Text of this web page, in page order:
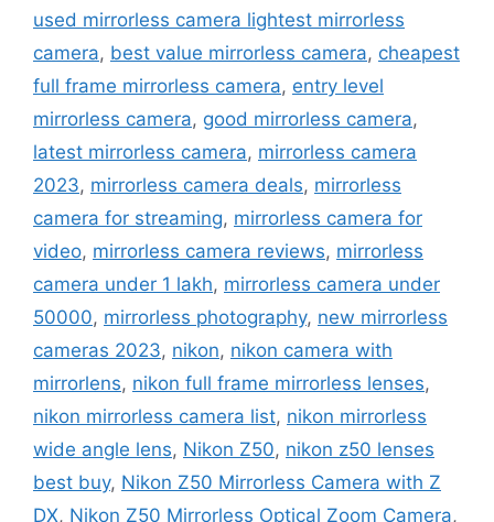
used mirrorless camera lightest mirrorless
camera, best value mirrorless camera, cheapest
full frame mirrorless camera, entry level
mirrorless camera, good mirrorless camera,
latest mirrorless camera, mirrorless camera
2023, mirrorless camera deals, mirrorless
camera for streaming, mirrorless camera for
video, mirrorless camera reviews, mirrorless
camera under 1 lakh, mirrorless camera under
50000, mirrorless photography, new mirrorless
cameras 2023, nikon, nikon camera with
mirrorlens, nikon full frame mirrorless lenses,
nikon mirrorless camera list, nikon mirrorless
wide angle lens, Nikon Z50, nikon z50 lenses
best buy, Nikon Z50 Mirrorless Camera with Z
DX, Nikon Z50 Mirrorless Optical Zoom Camera,